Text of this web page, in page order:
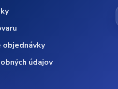
objednávky
údajov